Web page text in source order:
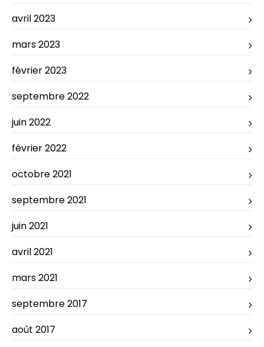
avril 2023
mars 2023
février 2023
septembre 2022
juin 2022
février 2022
octobre 2021
septembre 2021
juin 2021
avril 2021
mars 2021
septembre 2017
août 2017